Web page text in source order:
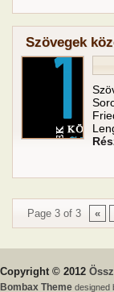
Szövegek
Page 3 of 3 «
Copyright © 2012
Bombax Theme designed